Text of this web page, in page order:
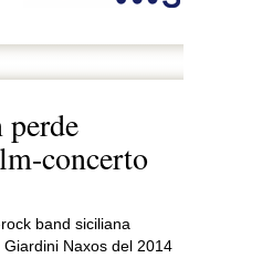
concerto
band siciliana
Naxos del 2014